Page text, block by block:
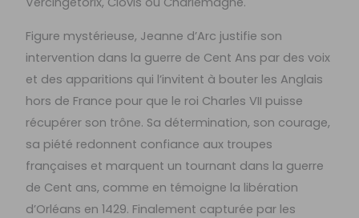
Figure mystérieuse, Jeanne d’Arc justifie son
intervention dans la guerre de Cent Ans par des voix
et des apparitions qui l’invitent à bouter les Anglais
hors de France pour que le roi Charles VII puisse
récupérer son trône. Sa détermination, son courage,
sa piété redonnent confiance aux troupes
françaises et marquent un tournant dans la guerre
de Cent ans, comme en témoigne la libération
d’Orléans en 1429. Finalement capturée par les